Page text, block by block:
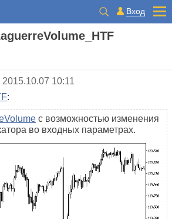
Вход
2015.10.07 10:11
:
с возможностью изменения
во входных параметрах.